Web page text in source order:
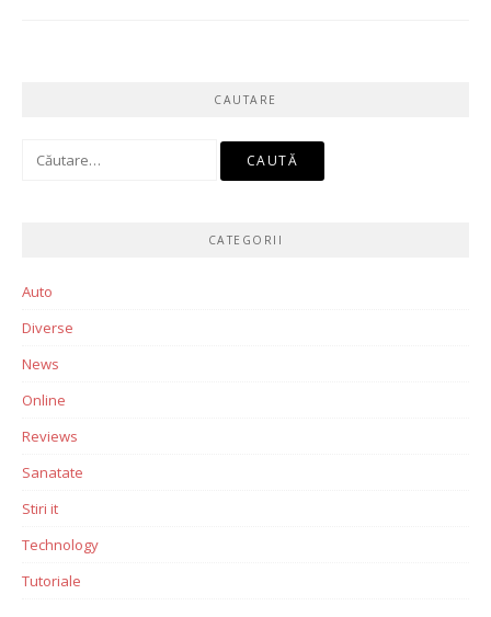
CAUTARE
Caută
CATEGORII
Auto
Diverse
News
Online
Reviews
Sanatate
Stiri it
Technology
Tutoriale